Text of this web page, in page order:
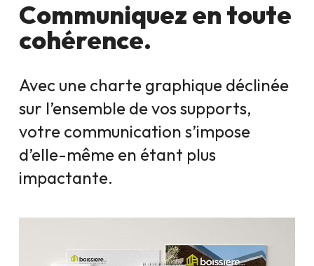
Communiquez en toute
cohérence.
Avec une charte graphique déclinée
sur l’ensemble de vos supports,
votre communication s’impose
d’elle-même en étant plus
impactante.